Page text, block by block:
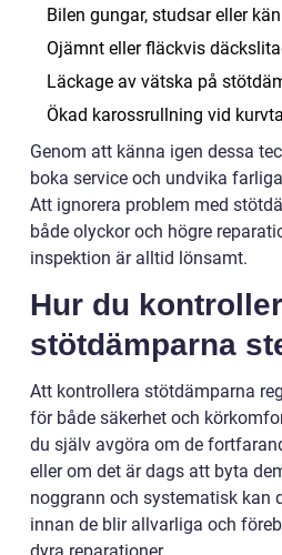
Bilen gungar, studsar eller
Ojämnt eller fläckvis
Läckage av vätska på
Ökad karossrullning vid
Genom att känna igen dessa
boka service och undvika
Att ignorera problem med
både olyckor och högre
inspektion är alltid lönsamt.
Hur du
stötdämparna
Att kontrollera stötdämparna
för både säkerhet och
du själv avgöra om de
eller om det är dags att byta
noggrann och systematisk kan
innan de blir allvarliga och